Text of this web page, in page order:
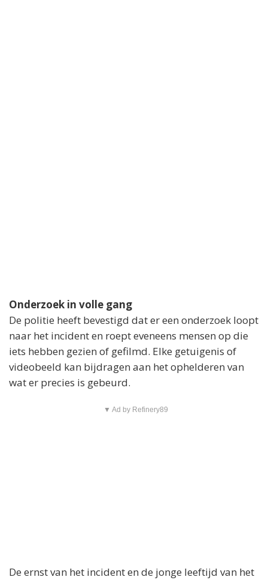
Onderzoek in volle gang
De politie heeft bevestigd dat er een onderzoek loopt
naar het incident en roept eveneens mensen op die
iets hebben gezien of gefilmd. Elke getuigenis of
videobeeld kan bijdragen aan het ophelderen van
wat er precies is gebeurd.
▼ Ad by Refinery89
De ernst van het incident en de jonge leeftijd van het